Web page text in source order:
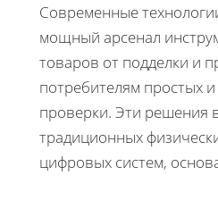
Современные
мощный арсенал
товаров от подделки и
потребителям простых
проверки. Эти решения
традиционных
цифровых систем,